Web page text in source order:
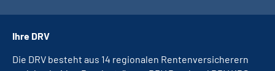
Ihre DRV
Die DRV besteht aus 14 regionalen Rentenversicherern